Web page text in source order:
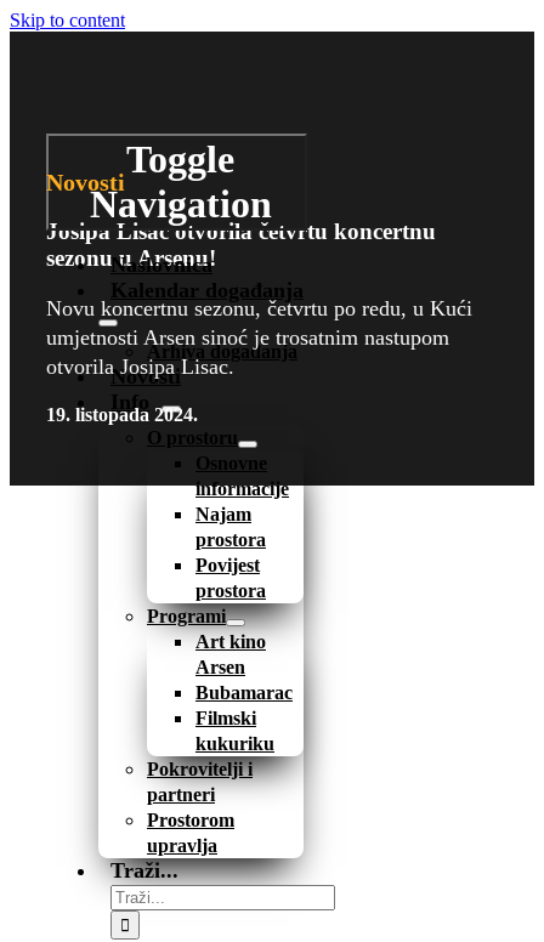
Skip to content
Toggle
Navigation
Naslovnica
Kalendar događanja
Arhiva događanja
Novosti
Info
O prostoru
Osnovne
informacije
Najam
prostora
Povijest
prostora
Programi
Art kino
Arsen
Bubamarac
Filmski
kukuriku
Pokrovitelji i
partneri
Prostorom
upravlja
Traži...
Novosti
Josipa Lisac otvorila četvrtu koncertnu
sezonu u Arsenu!
Novu koncertnu sezonu, četvrtu po redu, u Kući
umjetnosti Arsen sinoć je trosatnim nastupom
otvorila Josipa Lisac.
19. listopada 2024.